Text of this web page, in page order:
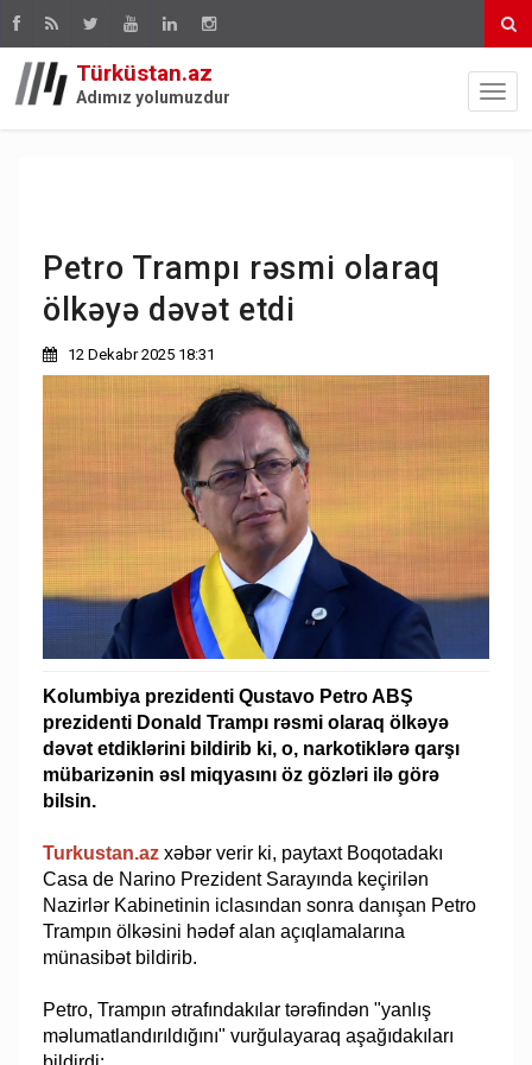
Türküstan.az
Adımız yolumuzdur
Petro Trampı rəsmi olaraq
ölkəyə dəvət etdi
12 Dekabr 2025 18:31
Kolumbiya prezidenti Qustavo Petro ABŞ
prezidenti Donald Trampı rəsmi olaraq ölkəyə
dəvət etdiklərini bildirib ki, o, narkotiklərə qarşı
mübarizənin əsl miqyasını öz gözləri ilə görə
bilsin.
Turkustan.az xəbər verir ki, paytaxt Boqotadakı
Casa de Narino Prezident Sarayında keçirilən
Nazirlər Kabinetinin iclasından sonra danışan Petro
Trampın ölkəsini hədəf alan açıqlamalarına
münasibət bildirib.
Petro, Trampın ətrafındakılar tərəfindən "yanlış
məlumatlandırıldığını" vurğulayaraq aşağıdakıları